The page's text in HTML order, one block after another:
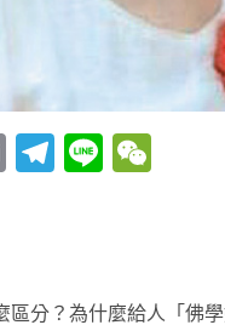
EmailTelegram
Line
區分？為什麼給人「佛